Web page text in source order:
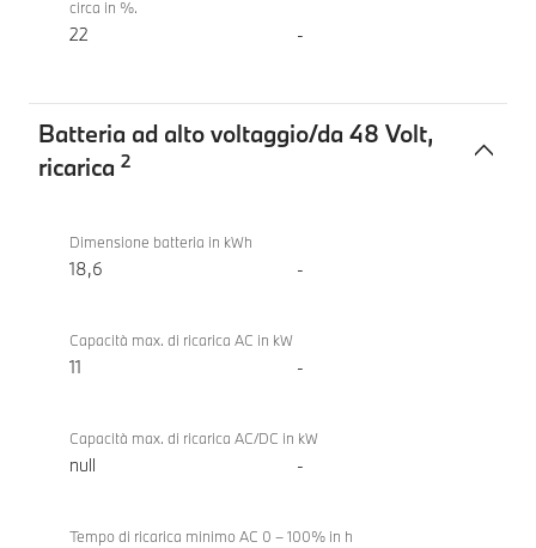
circa in %.
22 -
Batteria ad alto voltaggio/da 48 Volt,
ricarica 2
Volt,
ricarica
M5
Dimensione batteria in kWh
18,6 -
Capacità max. di ricarica AC in kW
11 -
Capacità max. di ricarica AC/DC in kW
null -
Tempo di ricarica minimo AC 0 – 100% in h